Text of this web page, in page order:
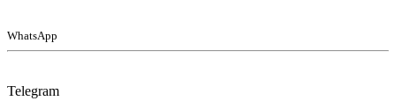
WhatsApp
Telegram